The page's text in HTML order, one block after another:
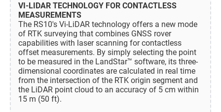
VI-LIDAR TECHNOLOGY FOR CONTACTLESS
MEASUREMENTS
The RS10's Vi-LiDAR technology offers a new mode
of RTK surveying that combines GNSS rover
capabilities with laser scanning for contactless
offset measurements. By simply selecting the point
to be measured in the LandStar™ software, its three-
dimensional coordinates are calculated in real time
from the intersection of the RTK origin segment and
the LiDAR point cloud to an accuracy of 5 cm within
15 m (50 ft).